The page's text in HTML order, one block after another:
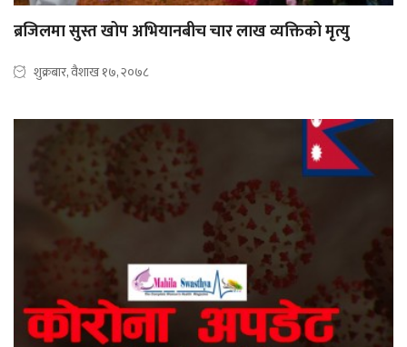
ब्रजिलमा सुस्त खोप अभियानबीच चार लाख व्यक्तिको मृत्यु
शुक्रबार, वैशाख १७, २०७८